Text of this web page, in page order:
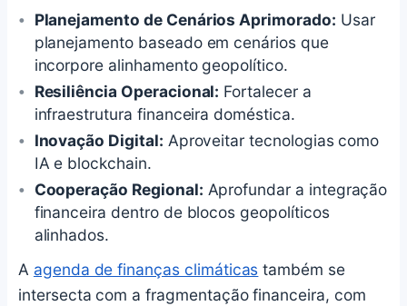
Planejamento de Cenários Aprimorado: Usar
planejamento baseado em cenários que
incorpore alinhamento geopolítico.
Resiliência Operacional: Fortalecer a
infraestrutura financeira doméstica.
Inovação Digital: Aproveitar tecnologias como
IA e blockchain.
Cooperação Regional: Aprofundar a integração
financeira dentro de blocos geopolíticos
alinhados.
A agenda de finanças climáticas também se
intersecta com a fragmentação financeira, com